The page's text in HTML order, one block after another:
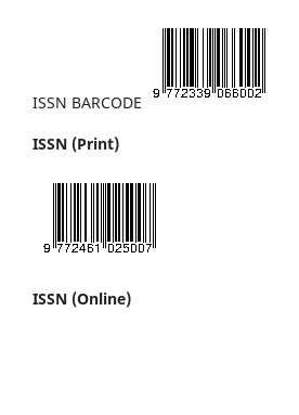
ISSN BARCODE
ISSN (Print)
ISSN (Online)